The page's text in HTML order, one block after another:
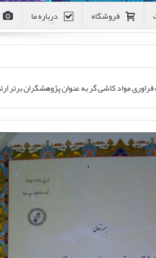
فروشگاه درباره ما
مواد کاشی گر به عنوان پژوهشگران برتر